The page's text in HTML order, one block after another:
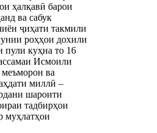
ҳалқавӣ барои
ва сабук
ҷиҳати такмили
роҳҳои дохили
куҳна то 16
Исмоили
ва
миллӣ –
шароити
тадбирҳои
муҳлатҳои